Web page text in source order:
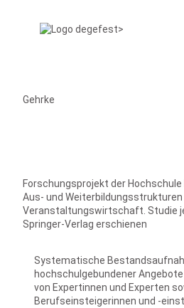
Gehrke
Forschungsprojekt der
Aus- und Weiterbildungsstrukturen
Veranstaltungswirtschaft. Studie
Springer-Verlag erschienen
Systematische
hochschulgebundener
von Expertinnen und Experten
Berufseinsteigerinnen und -